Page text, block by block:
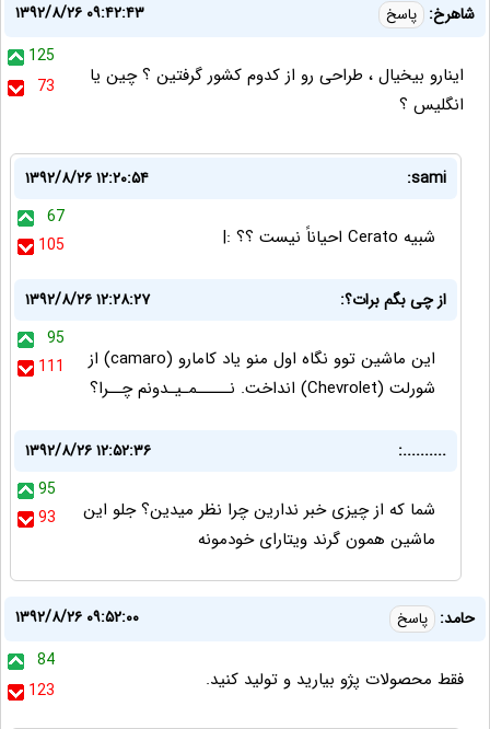
شاهرخ: پاسخ
۱۳۹۲/۸/۲۶ ۰۹:۴۲:۴۳
125
73
اینارو بیخیال ، طراحی رو از کدوم کشور گرفتین ؟ چین یا
انگلیس ؟
sami:
۱۳۹۲/۸/۲۶ ۱۲:۲۰:۵۴
67
105
شبیه Cerato احیاناً نیست ؟؟ :|
از چی بگم برات؟:
۱۳۹۲/۸/۲۶ ۱۲:۲۸:۲۷
95
111
این ماشین توو نگاه اول منو یاد کامارو (camaro) از
شورلت (Chevrolet) انداخت. نـــــمـیـدونم چــرا؟
..........:
۱۳۹۲/۸/۲۶ ۱۲:۵۲:۳۶
95
93
شما که از چیزی خبر ندارین چرا نظر میدین؟ جلو این
ماشین همون گرند ویتارای خودمونه
حامد: پاسخ
۱۳۹۲/۸/۲۶ ۰۹:۵۲:۰۰
84
123
فقط محصولات پژو بیارید و تولید کنید.